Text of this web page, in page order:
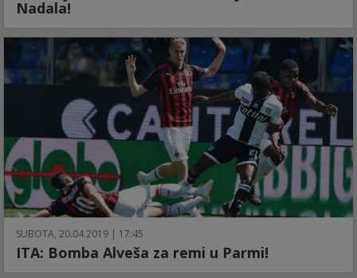
Nadala!
SUBOTA, 20.04.2019 | 17:45
ITA: Bomba Alveša za remi u Parmi!